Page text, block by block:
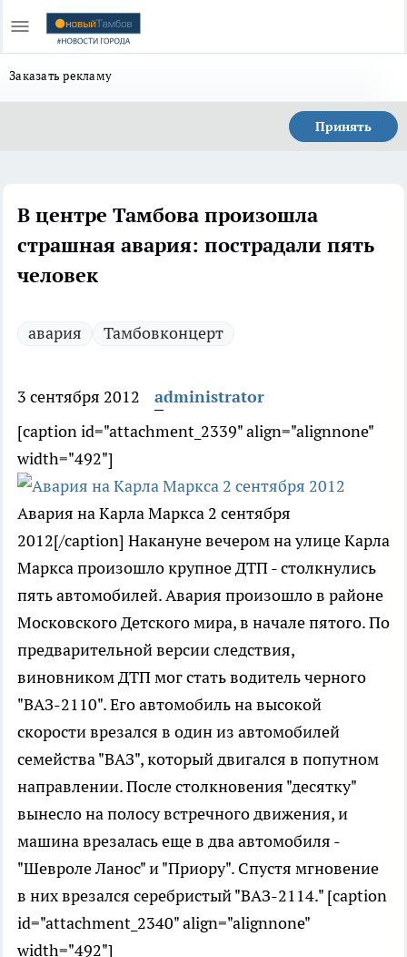
Заказать рекламу
Принять
В центре Тамбова произошла
страшная авария: пострадали пять
человек
авария Тамбовконцерт
3 сентября 2012
administrator
[caption id="attachment_2339" align="alignnone"
width="492"]
Авария на Карла Маркса 2 сентября
2012[/caption] Накануне вечером на улице Карла
Маркса произошло крупное ДТП - столкнулись
пять автомобилей. Авария произошло в районе
Московского Детского мира, в начале пятого. По
предварительной версии следствия,
виновником ДТП мог стать водитель черного
"ВАЗ-2110". Его автомобиль на высокой
скорости врезался в один из автомобилей
семейства "ВАЗ", который двигался в попутном
направлении. После столкновения "десятку"
вынесло на полосу встречного движения, и
машина врезалась еще в два автомобиля -
"Шевроле Ланос" и "Приору". Спустя мгновение
в них врезался серебристый "ВАЗ-2114." [caption
id="attachment_2340" align="alignnone"
width="492"]